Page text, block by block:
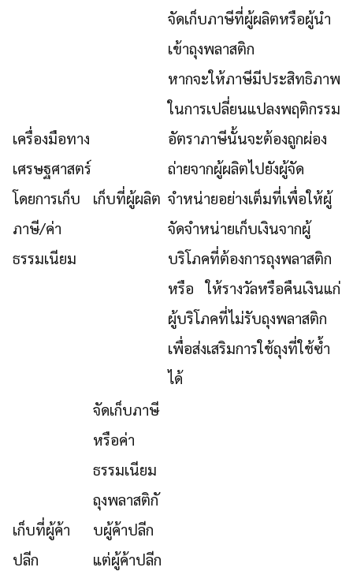
เครื่องมือทาง
เศรษฐศาสตร์
โดยการเก็บ
ภาษี/ค่า
ธรรมเนียม
เก็บที่ผู้ผลิต
จัดเก็บภาษีที่ผู้ผลิตหรือผู้นำ
เข้าถุงพลาสติก
หากจะให้ภาษีมีประสิทธิภาพ
ในการเปลี่ยนแปลงพฤติกรรม
อัตราภาษีนั้นจะต้องถูกผ่อง
ถ่ายจากผู้ผลิตไปยังผู้จัด
จำหน่ายอย่างเต็มที่เพื่อให้ผู้
จัดจำหน่ายเก็บเงินจากผู้
บริโภคที่ต้องการถุงพลาสติก
หรือ ให้รางวัลหรือคืนเงินแก่
ผู้บริโภคที่ไม่รับถุงพลาสติก
เพื่อส่งเสริมการใช้ถุงที่ใช้ซ้ำ
ได้
เก็บที่ผู้ค้า
ปลีก
จัดเก็บภาษี
หรือค่า
ธรรมเนียม
ถุงพลาสติกั
บผู้ค้าปลีก
แต่ผู้ค้าปลีก